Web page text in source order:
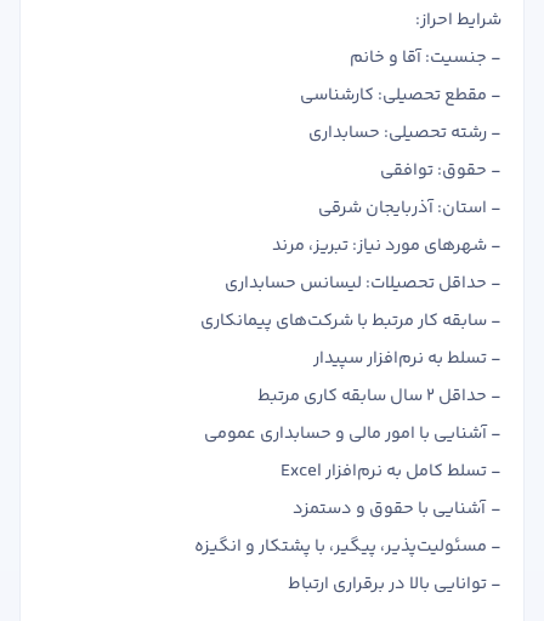
شرایط احراز:
- جنسیت: آقا و خانم
- مقطع تحصیلی: کارشناسی
- رشته تحصیلی: حسابداری
- حقوق: توافقی
- استان: آذربایجان شرقی
- شهرهای مورد نیاز: تبریز، مرند
- حداقل تحصیلات: لیسانس حسابداری
- سابقه کار مرتبط با شرکت‌های پیمانکاری
- تسلط به نرم‌افزار سپیدار
- حداقل 2 سال سابقه کاری مرتبط
- آشنایی با امور مالی و حسابداری عمومی
- تسلط کامل به نرم‌افزار Excel
- آشنایی با حقوق و دستمزد
- مسئولیت‌پذیر، پیگیر، با پشتکار و انگیزه
- توانایی بالا در برقراری ارتباط